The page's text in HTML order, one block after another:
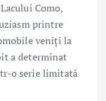
Como,
printre
veniţi la
a determinat
o serie limitată